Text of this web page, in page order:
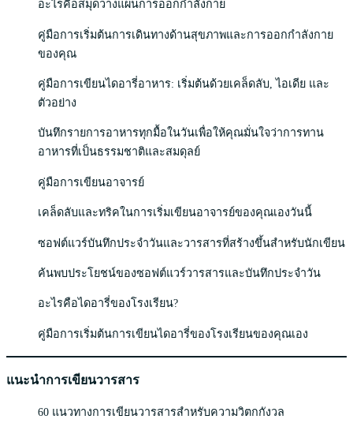
อะไรคือสมุดวางแผนการออกกำลังกาย
คู่มือการเริ่มต้นการเดินทางด้านสุขภาพและการออกกำลังกาย
ของคุณ
คู่มือการเขียนไดอารี่อาหาร: เริ่มต้นด้วยเคล็ดลับ, ไอเดีย และ
ตัวอย่าง
บันทึกรายการอาหารทุกมื้อในวันเพื่อให้คุณมั่นใจว่าการทาน
อาหารที่เป็นธรรมชาติและสมดุลย์
คู่มือการเขียนอาจารย์
เคล็ดลับและทริคในการเริ่มเขียนอาจารย์ของคุณเองวันนี้
ซอฟต์แวร์บันทึกประจำวันและวารสารที่สร้างขึ้นสำหรับนักเขียน
ค้นพบประโยชน์ของซอฟต์แวร์วารสารและบันทึกประจำวัน
อะไรคือไดอารี่ของโรงเรียน?
คู่มือการเริ่มต้นการเขียนไดอารี่ของโรงเรียนของคุณเอง
แนะนำการเขียนวารสาร
60 แนวทางการเขียนวารสารสำหรับความวิตกกังวล